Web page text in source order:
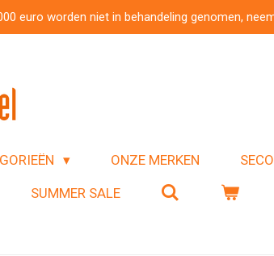
euro worden niet in behandeling genomen,
ONZE MERKEN
SUMMER SALE